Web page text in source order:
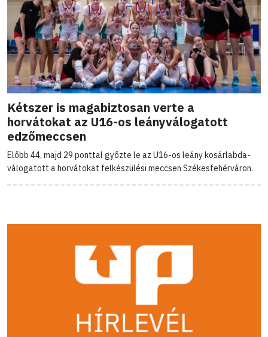
Kétszer is magabiztosan verte a
horvátokat az U16-os leányválogatott
edzőmeccsen
Előbb 44, majd 29 ponttal győzte le az U16-os leány kosárlabda-
válogatott a horvátokat felkészülési meccsen Székesfehérváron.